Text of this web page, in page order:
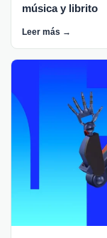
música y librito
Leer más →